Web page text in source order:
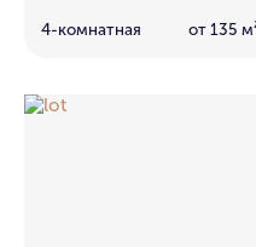
4-комнатная от 135